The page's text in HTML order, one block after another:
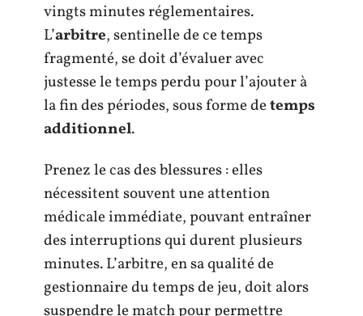
vingts minutes réglementaires.
L’arbitre, sentinelle de ce temps
fragmenté, se doit d’évaluer avec
justesse le temps perdu pour l’ajouter à
la fin des périodes, sous forme detemps
additionnel.
Prenez le cas des blessures : elles
nécessitent souvent une attention
médicale immédiate, pouvant entraîner
des interruptions qui durent plusieurs
minutes. L’arbitre, en sa qualité de
gestionnaire du temps de jeu, doit alors
suspendre le match pour permettre